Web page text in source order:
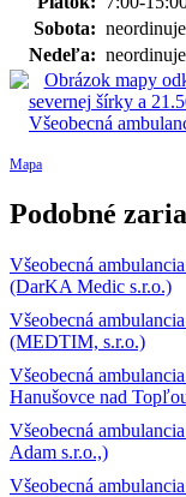
Sobota: neordinuje
Nedeľa: neordinuje
Mapa
Podobné
Všeobecná
(DarKA Medic s.r.o.)
Všeobecná
(MEDTIM, s.r.o.)
Všeobecná
Hanušovce nad
Všeobecná
Adam s.r.o.,)
Všeobecná